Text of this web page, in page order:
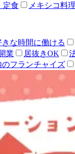
定食 メキシコ料理
きな時間に働ける
業 居抜きOK
フランチャイズ